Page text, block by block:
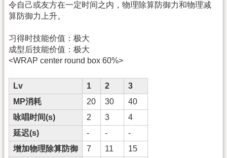
令自己或友方在一定时间之内，物理除算防御力和物理减
算防御力上升。
习得时技能价值：极大
成型后技能价值：极大
<WRAP center round box 60%>
Lv 1 2
3
MP消耗
20 30
40
咏唱时间(s)
2 3
4
延迟(s)
- -
-
增加物理除算防御
7 11
15